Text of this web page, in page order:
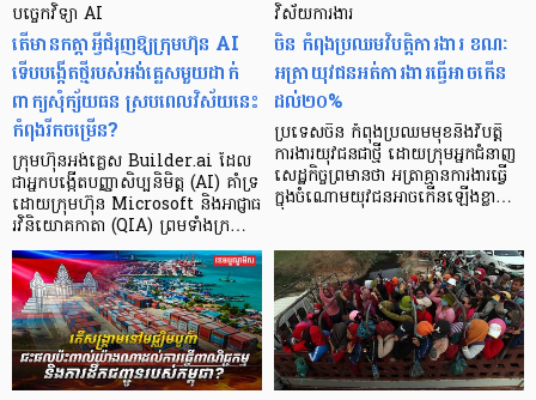
បច្ចេកវិទ្យា AI
តើមានកត្តាអ្វីជំរុញឱ្យក្រុមហ៊ុន AI
ទើបបង្កើតថ្មីរបស់អង់គ្លេសមួយដាក់
ពាក្យសុំក្ស័យធន ស្របពេលវិស័យនេះ
កំពុងរីកចម្រើន?
ក្រុមហ៊ុនអង់គ្លេស Builder.ai ដែល
ជាអ្នកបង្កើតបញ្ញាសិប្បនិមិត្ត (AI) គាំទ្រ
ដោយក្រុមហ៊ុន Microsoft និងអាជ្ញាធ
រវិនិយោគកាតា (QIA) ព្រមទាំងក្រ…
វិស័យការងារ
ចិន កំពុងប្រឈមវិបត្តិការងារ ខណៈ
អត្រាយុវជនអត់ការងារធ្វើអាចកើន
ដល់២០%
ប្រទេសចិន កំពុងប្រឈមមុខនឹងវិបត្តិ
ការងារយុវជនជាថ្មី ដោយ​ក្រុមអ្នក​ជំនាញ​
សេដ្ឋកិច្ចព្រមានថា អត្រាគ្មានការងារធ្វើ
ក្នុងចំណោមយុវជនអាចកើនឡើងខ្លា…